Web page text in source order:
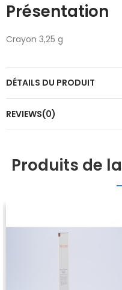
Présentation
Crayon 3,25 g
DÉTAILS DU PRODUIT
REVIEWS(0)
Produits de